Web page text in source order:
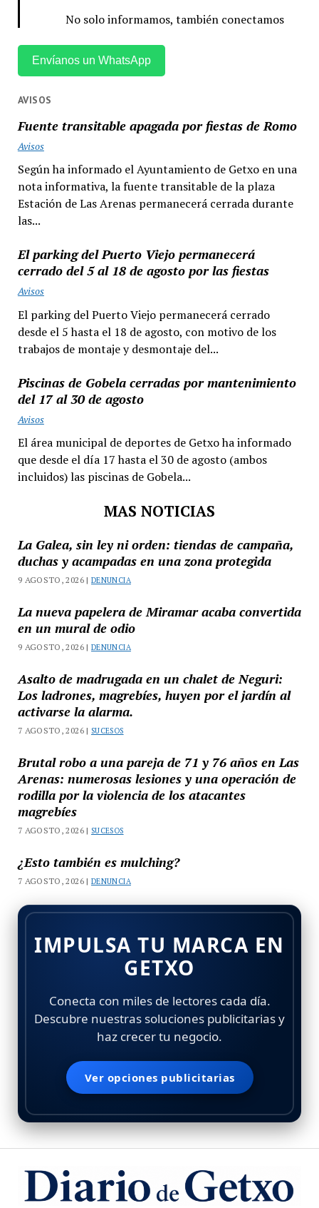
No solo informamos, también conectamos
Envíanos un WhatsApp
AVISOS
Fuente transitable apagada por fiestas de Romo
Avisos
Según ha informado el Ayuntamiento de Getxo en una
nota informativa, la fuente transitable de la plaza
Estación de Las Arenas permanecerá cerrada durante
las...
El parking del Puerto Viejo permanecerá
cerrado del 5 al 18 de agosto por las fiestas
Avisos
El parking del Puerto Viejo permanecerá cerrado
desde el 5 hasta el 18 de agosto, con motivo de los
trabajos de montaje y desmontaje del...
Piscinas de Gobela cerradas por mantenimiento
del 17 al 30 de agosto
Avisos
El área municipal de deportes de Getxo ha informado
que desde el día 17 hasta el 30 de agosto (ambos
incluidos) las piscinas de Gobela...
MAS NOTICIAS
La Galea, sin ley ni orden: tiendas de campaña,
duchas y acampadas en una zona protegida
9 AGOSTO, 2026 |DENUNCIA
La nueva papelera de Miramar acaba convertida
en un mural de odio
9 AGOSTO, 2026 |DENUNCIA
Asalto de madrugada en un chalet de Neguri:
Los ladrones, magrebíes, huyen por el jardín al
activarse la alarma.
7 AGOSTO, 2026 | SUCESOS
Brutal robo a una pareja de 71 y 76 años en Las
Arenas: numerosas lesiones y una operación de
rodilla por la violencia de los atacantes
magrebíes
7 AGOSTO, 2026 | SUCESOS
¿Esto también es mulching?
7 AGOSTO, 2026 |DENUNCIA
IMPULSA TU MARCA EN
GETXO
Conecta con miles de lectores cada día.
Descubre nuestras soluciones publicitarias y
haz crecer tu negocio.
Ver opciones publicitarias